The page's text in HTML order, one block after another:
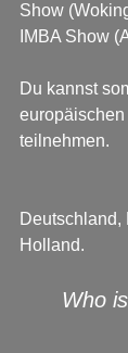
Show
IMBA Show
Du kannst
teilnehmen.
Deutschland,
Holland.
Who